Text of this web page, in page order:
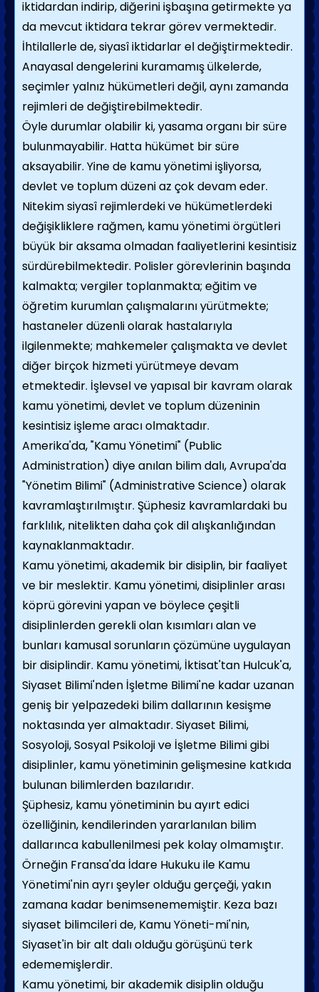
iktidardan indirip, diğerini işbaşı­na getirmekte ya
da mevcut iktidara tekrar görev vermektedir.
İhtilallerle de, siyasî iktidarlar el değiştirmektedir.
Anayasal dengelerini kuramamış ülkelerde,
seçimler yalnız hükümetleri değil, aynı zamanda
rejimleri de değiştirebilmekte­dir.
Öyle durumlar olabilir ki, yasama organı bir süre
bulunmayabilir. Hatta hükü­met bir süre
aksayabilir. Yine de kamu yönetimi işliyorsa,
devlet ve toplum düzeni az çok devam eder.
Nitekim siyasî rejimlerdeki ve hükümetlerdeki
deği­şikliklere rağmen, kamu yönetimi örgütleri
büyük bir aksama olmadan faaliyet­lerini kesintisiz
sürdürebilmektedir. Polisler görevlerinin başında
kalmakta; vergiler toplanmakta; eğitim ve
öğretim kurumlan çalışmalarını yürütmekte;
hastaneler düzenli olarak hastalarıyla
ilgilenmekte; mahkemeler çalışmakta ve devlet
diğer birçok hizmeti yürütmeye devam
etmektedir. İşlevsel ve yapısal bir kavram olarak
kamu yönetimi, devlet ve toplum düzeninin
kesintisiz işleme aracı olmaktadır.
Amerika'da, "Kamu Yönetimi" (Public
Administration) diye anılan bilim dalı, Avrupa'da
"Yönetim Bilimi" (Administrative Science) olarak
kavramlaştırılmıştır. Şüphesiz kavramlardaki bu
farklılık, nitelikten daha çok dil alışkanlığın­dan
kaynaklanmaktadır.
Kamu yönetimi, akademik bir disiplin, bir faaliyet
ve bir meslektir. Kamu yöne­timi, disiplinler arası
köprü görevini yapan ve böylece çeşitli
disiplinlerden gerekli olan kısımları alan ve
bunları kamusal sorunların çözümüne uygulayan
bir disiplindir. Kamu yönetimi, İktisat'tan Hulcuk'a,
Siyaset Bilimi'nden İşlet­me Bilimi'ne kadar uzanan
geniş bir yelpazedeki bilim dallarının kesişme
nok­tasında yer almaktadır. Siyaset Bilimi,
Sosyoloji, Sosyal Psikoloji ve İşletme Bilimi gibi
disiplinler, kamu yönetiminin gelişmesine katkıda
bulunan bilimler­den bazılarıdır.
Şüphesiz, kamu yönetiminin bu ayırt edici
özelliğinin, kendilerinden yararlanı­lan bilim
dallarınca kabullenilmesi pek kolay olmamıştır.
Örneğin Fransa'da İdare Hukuku ile Kamu
Yönetimi'nin ayrı şeyler olduğu gerçeği, yakın
zamana kadar benimsenememiştir. Keza bazı
siyaset bilimcileri de, Kamu Yöneti-mi'nin,
Siyaset'in bir alt dalı olduğu görüşünü terk
edememişlerdir.
Kamu yönetimi, bir akademik disiplin olduğu